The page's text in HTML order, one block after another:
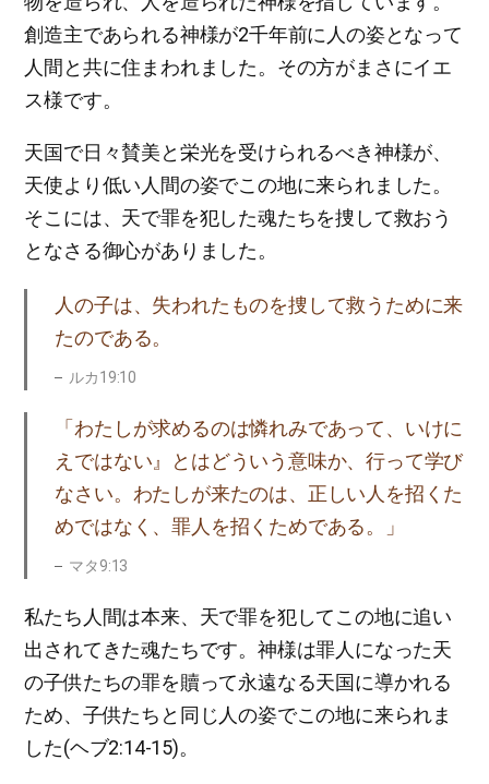
創造主であられる神様が2千年前に人の姿となって
人間と共に住まわれました。その方がまさにイエ
ス様です。
天国で日々賛美と栄光を受けられるべき神様が、
天使より低い人間の姿でこの地に来られました。
そこには、天で罪を犯した魂たちを捜して救おう
となさる御心がありました。
人の子は、失われたものを捜して救うために来
たのである。
ルカ19:10
「わたしが求めるのは憐れみであって、いけに
えではない』とはどういう意味か、行って学び
なさい。わたしが来たのは、正しい人を招くた
めではなく、罪人を招くためである。」
マタ9:13
私たち人間は本来、天で罪を犯してこの地に追い
出されてきた魂たちです。神様は罪人になった天
の子供たちの罪を贖って永遠なる天国に導かれる
ため、子供たちと同じ人の姿でこの地に来られま
した(ヘブ2:14-15)。